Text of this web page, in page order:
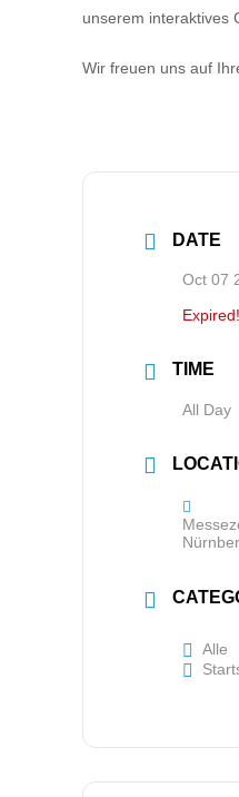
unserem interaktives
Wir freuen uns auf
DATE
Oct 07
Expired!
TIME
All Day
Alle